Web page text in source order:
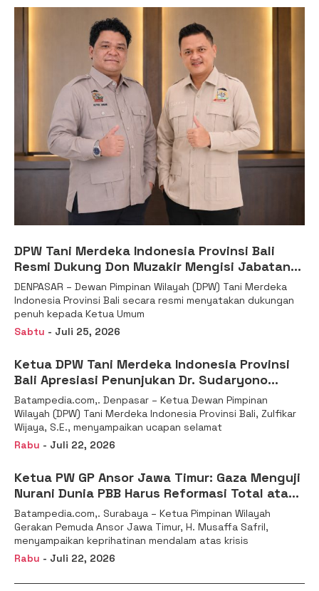
DPW Tani Merdeka Indonesia Provinsi Bali
Resmi Dukung Don Muzakir Mengisi Jabatan
Wakil Menteri Pertanian RI
DENPASAR – Dewan Pimpinan Wilayah (DPW) Tani Merdeka
Indonesia Provinsi Bali secara resmi menyatakan dukungan
penuh kepada Ketua Umum
Sabtu - Juli 25, 2026
Ketua DPW Tani Merdeka Indonesia Provinsi
Bali Apresiasi Penunjukan Dr. Sudaryono
sebagai Kepala Badan Gizi Nasional
Batampedia.com,. Denpasar – Ketua Dewan Pimpinan
Wilayah (DPW) Tani Merdeka Indonesia Provinsi Bali, Zulfikar
Wijaya, S.E., menyampaikan ucapan selamat
Rabu - Juli 22, 2026
Ketua PW GP Ansor Jawa Timur: Gaza Menguji
Nurani Dunia PBB Harus Reformasi Total atau
Kehilangan Legitimasi
Batampedia.com,. Surabaya – Ketua Pimpinan Wilayah
Gerakan Pemuda Ansor Jawa Timur, H. Musaffa Safril,
menyampaikan keprihatinan mendalam atas krisis
Rabu - Juli 22, 2026